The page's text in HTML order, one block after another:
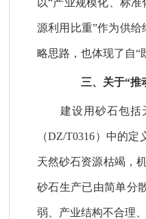
以“产业规模化、标
源利用比重”作为供
略思路，也体现了自“
三、关于“推动
建设用砂石包括天
（DZ/T0316）中的
天然砂石资源枯竭，
砂石生产已由简单分
弱、产业结构不合理